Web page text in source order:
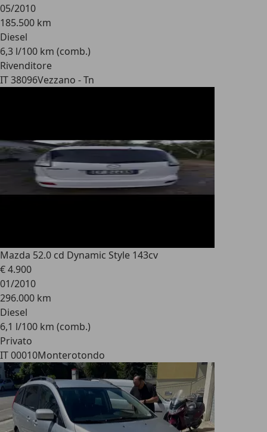
05/2010
185.500 km
Diesel
6,3 l/100 km (comb.)
Rivenditore
IT 38096Vezzano - Tn
Mazda 52.0 cd Dynamic Style 143cv
€ 4.900
01/2010
296.000 km
Diesel
6,1 l/100 km (comb.)
Privato
IT 00010Monterotondo